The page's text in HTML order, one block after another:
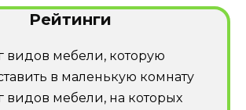
Рейтинги
видов мебели, которую
в маленькую комнату
видов мебели, на которых